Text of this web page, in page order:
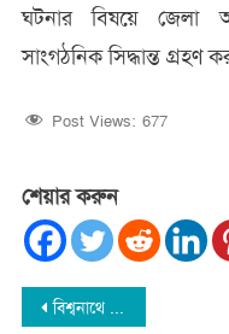
ঘটনার বিষয়ে জেলা
সাংগঠনিক সিদ্ধান্ত গ্রহণ
Post Views: 677
শেয়ার করুন
Post
বিশ্বনাথে অটোরিক্সা চালক খুন